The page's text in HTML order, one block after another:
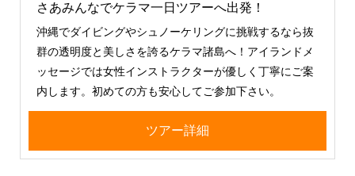
さあみんなでケラマ一日ツアーへ出発！
沖縄でダイビングやシュノーケリングに挑戦するなら抜
群の透明度と美しさを誇るケラマ諸島へ！アイランドメ
ッセージでは女性インストラクターが優しく丁寧にご案
内します。初めての方も安心してご参加下さい。
ツアー詳細